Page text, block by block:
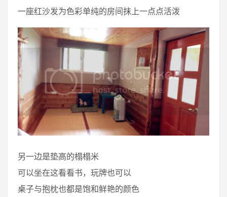
一座红沙发为色彩单纯的房间抹上一点点活泼
另一边是垫高的榻榻米
可以坐在这看看书，玩牌也可以
桌子与抱枕也都是饱和鲜艳的颜色